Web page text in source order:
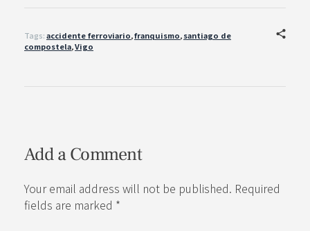
Tags:accidente ferroviario,franquismo,santiago de
compostela,Vigo
Add a Comment
Your email address will not be published. Required
fields are marked *